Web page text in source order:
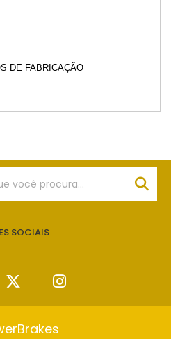
DE FABRICAÇÃO
SOCIAIS